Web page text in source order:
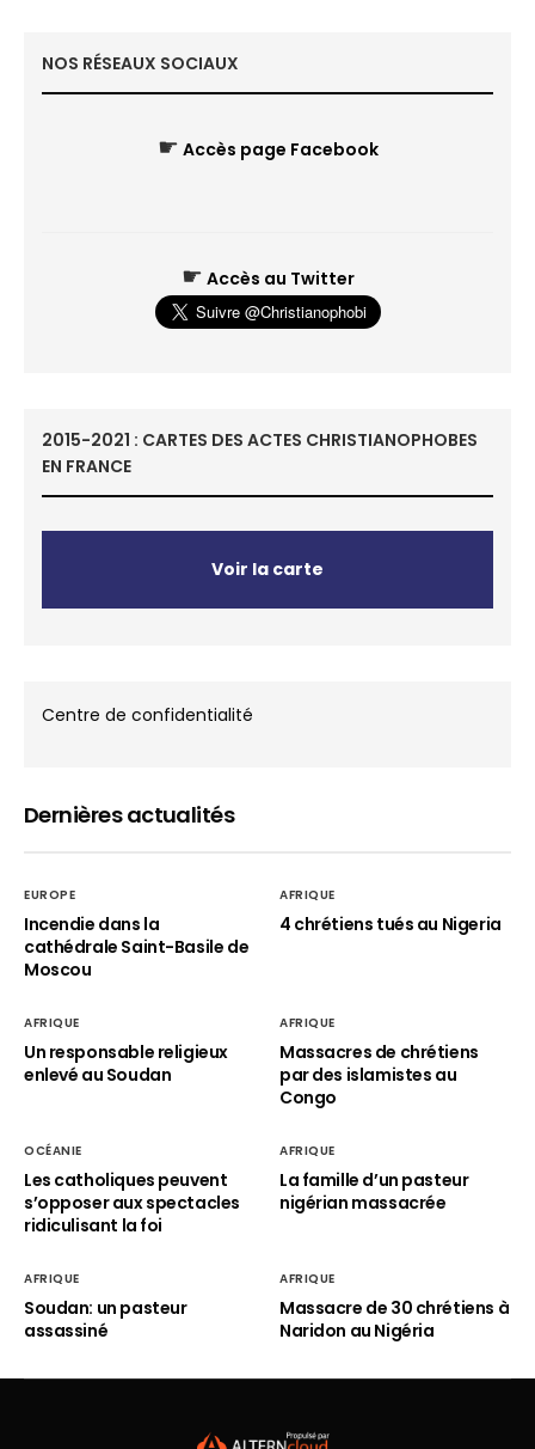
NOS RÉSEAUX SOCIAUX
☛ Accès page Facebook
☛ Accès au Twitter
2015-2021 : CARTES DES ACTES CHRISTIANOPHOBES
EN FRANCE
Voir la carte
Centre de confidentialité
Dernières actualités
EUROPE
Incendie dans la
cathédrale Saint-Basile de
Moscou
AFRIQUE
4 chrétiens tués au Nigeria
AFRIQUE
Un responsable religieux
enlevé au Soudan
AFRIQUE
Massacres de chrétiens
par des islamistes au
Congo
OCÉANIE
Les catholiques peuvent
s’opposer aux spectacles
ridiculisant la foi
AFRIQUE
La famille d’un pasteur
nigérian massacrée
AFRIQUE
Soudan: un pasteur
assassiné
AFRIQUE
Massacre de 30 chrétiens à
Naridon au Nigéria